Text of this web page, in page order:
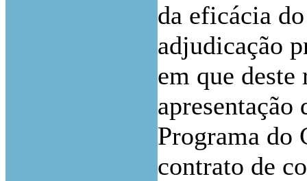
da eficácia
adjudicação
em que
Programa do
contrato de